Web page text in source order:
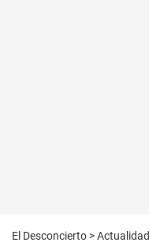
El Desconcierto >Actualidad